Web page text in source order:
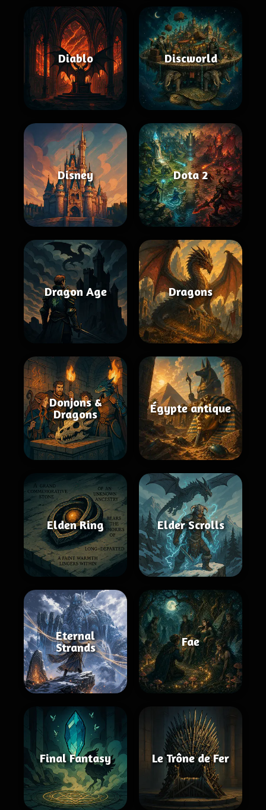
Diablo Discworld
Disney Dota 2
Dragon Age Dragons
Donjons &
Dragons
Égypte antique
Elden Ring Elder Scrolls
Eternal
Strands
Fae
Final Fantasy Le Trône de Fer